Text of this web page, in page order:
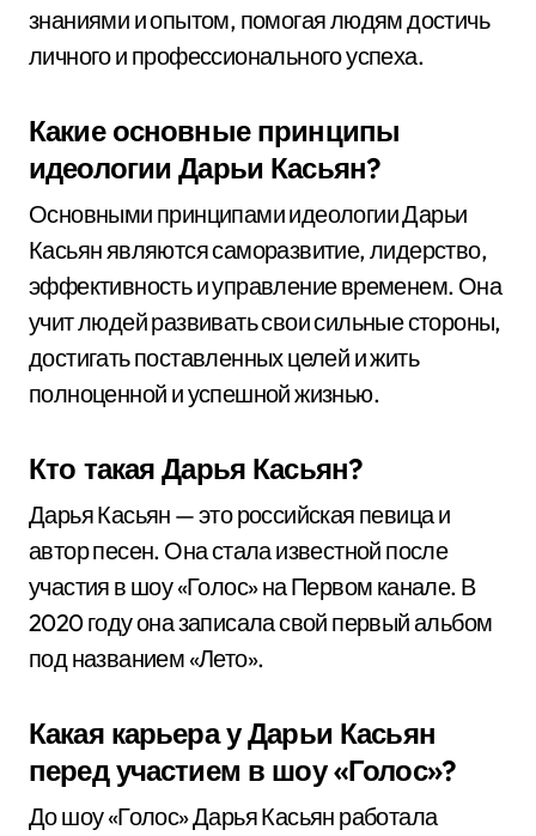
знаниями и опытом, помогая людям достичь
личного и профессионального успеха.
Какие основные принципы
идеологии Дарьи Касьян?
Основными принципами идеологии Дарьи
Касьян являются саморазвитие, лидерство,
эффективность и управление временем. Она
учит людей развивать свои сильные стороны,
достигать поставленных целей и жить
полноценной и успешной жизнью.
Кто такая Дарья Касьян?
Дарья Касьян — это российская певица и
автор песен. Она стала известной после
участия в шоу «Голос» на Первом канале. В
2020 году она записала свой первый альбом
под названием «Лето».
Какая карьера у Дарьи Касьян
перед участием в шоу «Голос»?
До шоу «Голос» Дарья Касьян работала